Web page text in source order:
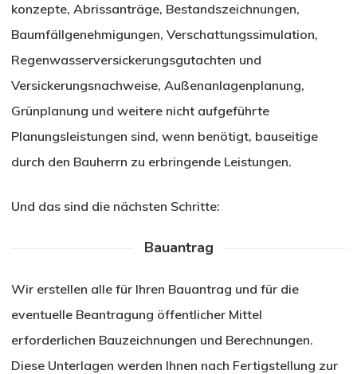
konzepte, Abrissanträge, Bestandszeichnungen,
Baumfällgenehmigungen, Verschattungssimulation,
Regenwasserversickerungsgutachten und
Versickerungsnachweise, Außenanlagenplanung,
Grünplanung und weitere nicht aufgeführte
Planungsleistungen sind, wenn benötigt, bauseitige
durch den Bauherrn zu erbringende Leistungen.
Und das sind die nächsten Schritte:
Bauantrag
Wir erstellen alle für Ihren Bauantrag und für die
eventuelle Beantragung öffentlicher Mittel
erforderlichen Bauzeichnungen und Berechnungen.
Diese Unterlagen werden Ihnen nach Fertigstellung zur